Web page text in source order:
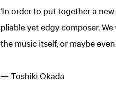
‘In order to put together a
pliable yet edgy composer.
the music itself, or maybe
— Toshiki Okada